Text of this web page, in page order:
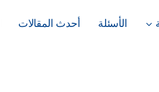
الأسئلة أحدث المقالات